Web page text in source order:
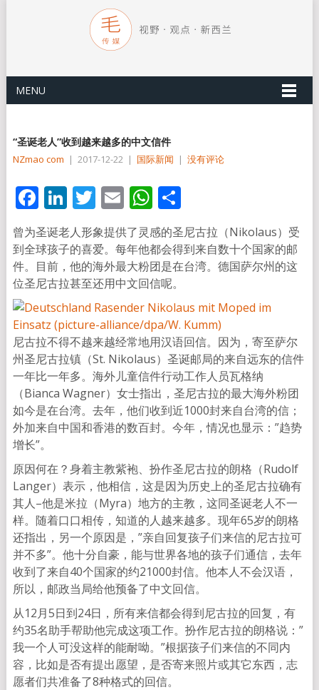
MENU
“圣诞老人”收到越来越多的中文信件
NZmao com | 2017-12-22 | 国际新闻 | 没有评论
Facebook
LinkedIn
Twitter
EmailWhatsApp
分
享
曾为圣诞老人形象提供了灵感的圣尼古拉（Nikolaus）受
到全球孩子的喜爱。每年他都会得到来自数十个国家的邮
件。目前，他的海外最大粉团是在台湾。德国萨尔州的这
位圣尼古拉甚至还用中文回信呢。
尼古拉不得不越来越经常地用汉语回信。因为，寄至萨尔
州圣尼古拉镇（St. Nikolaus）圣诞邮局的来自远东的信件
一年比一年多。海外儿童信件行动工作人员瓦格纳
（Bianca Wagner）女士指出，圣尼古拉的最大海外粉团
如今是在台湾。去年，他们收到近1000封来自台湾的信；
外加来自中国和香港的数百封。今年，情况也显示：”趋势
增长”。
原因何在？身着主教紫袍、扮作圣尼古拉的朗格（Rudolf
Langer）表示，他相信，这是因为历史上的圣尼古拉确有
其人–他是米拉（Myra）地方的主教，这同圣诞老人不一
样。随着口口相传，知道的人越来越多。现年65岁的朗格
还指出，另一个原因是，”亲自回复孩子们来信的尼古拉可
并不多”。他十分自豪，能与世界各地的孩子们通信，去年
收到了来自40个国家的约21000封信。他本人不会汉语，
所以，邮政当局给他预备了中文回信。
从12月5日到24日，所有来信都会得到尼古拉的回复，有
约35名助手帮助他完成这项工作。扮作尼古拉的朗格说：”
我一个人可没这样的能耐呦。”根据孩子们来信的不同内
容，比如是否有提出愿望，是否寄来照片或其它东西，志
愿者们共准备了8种格式的回信。